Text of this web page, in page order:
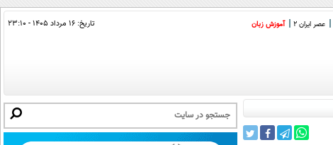
عصر ایران 2 آموزش زبان تاریخ: ۱۶ مرداد ۱۴۰۵ - ۲۳:۱۰